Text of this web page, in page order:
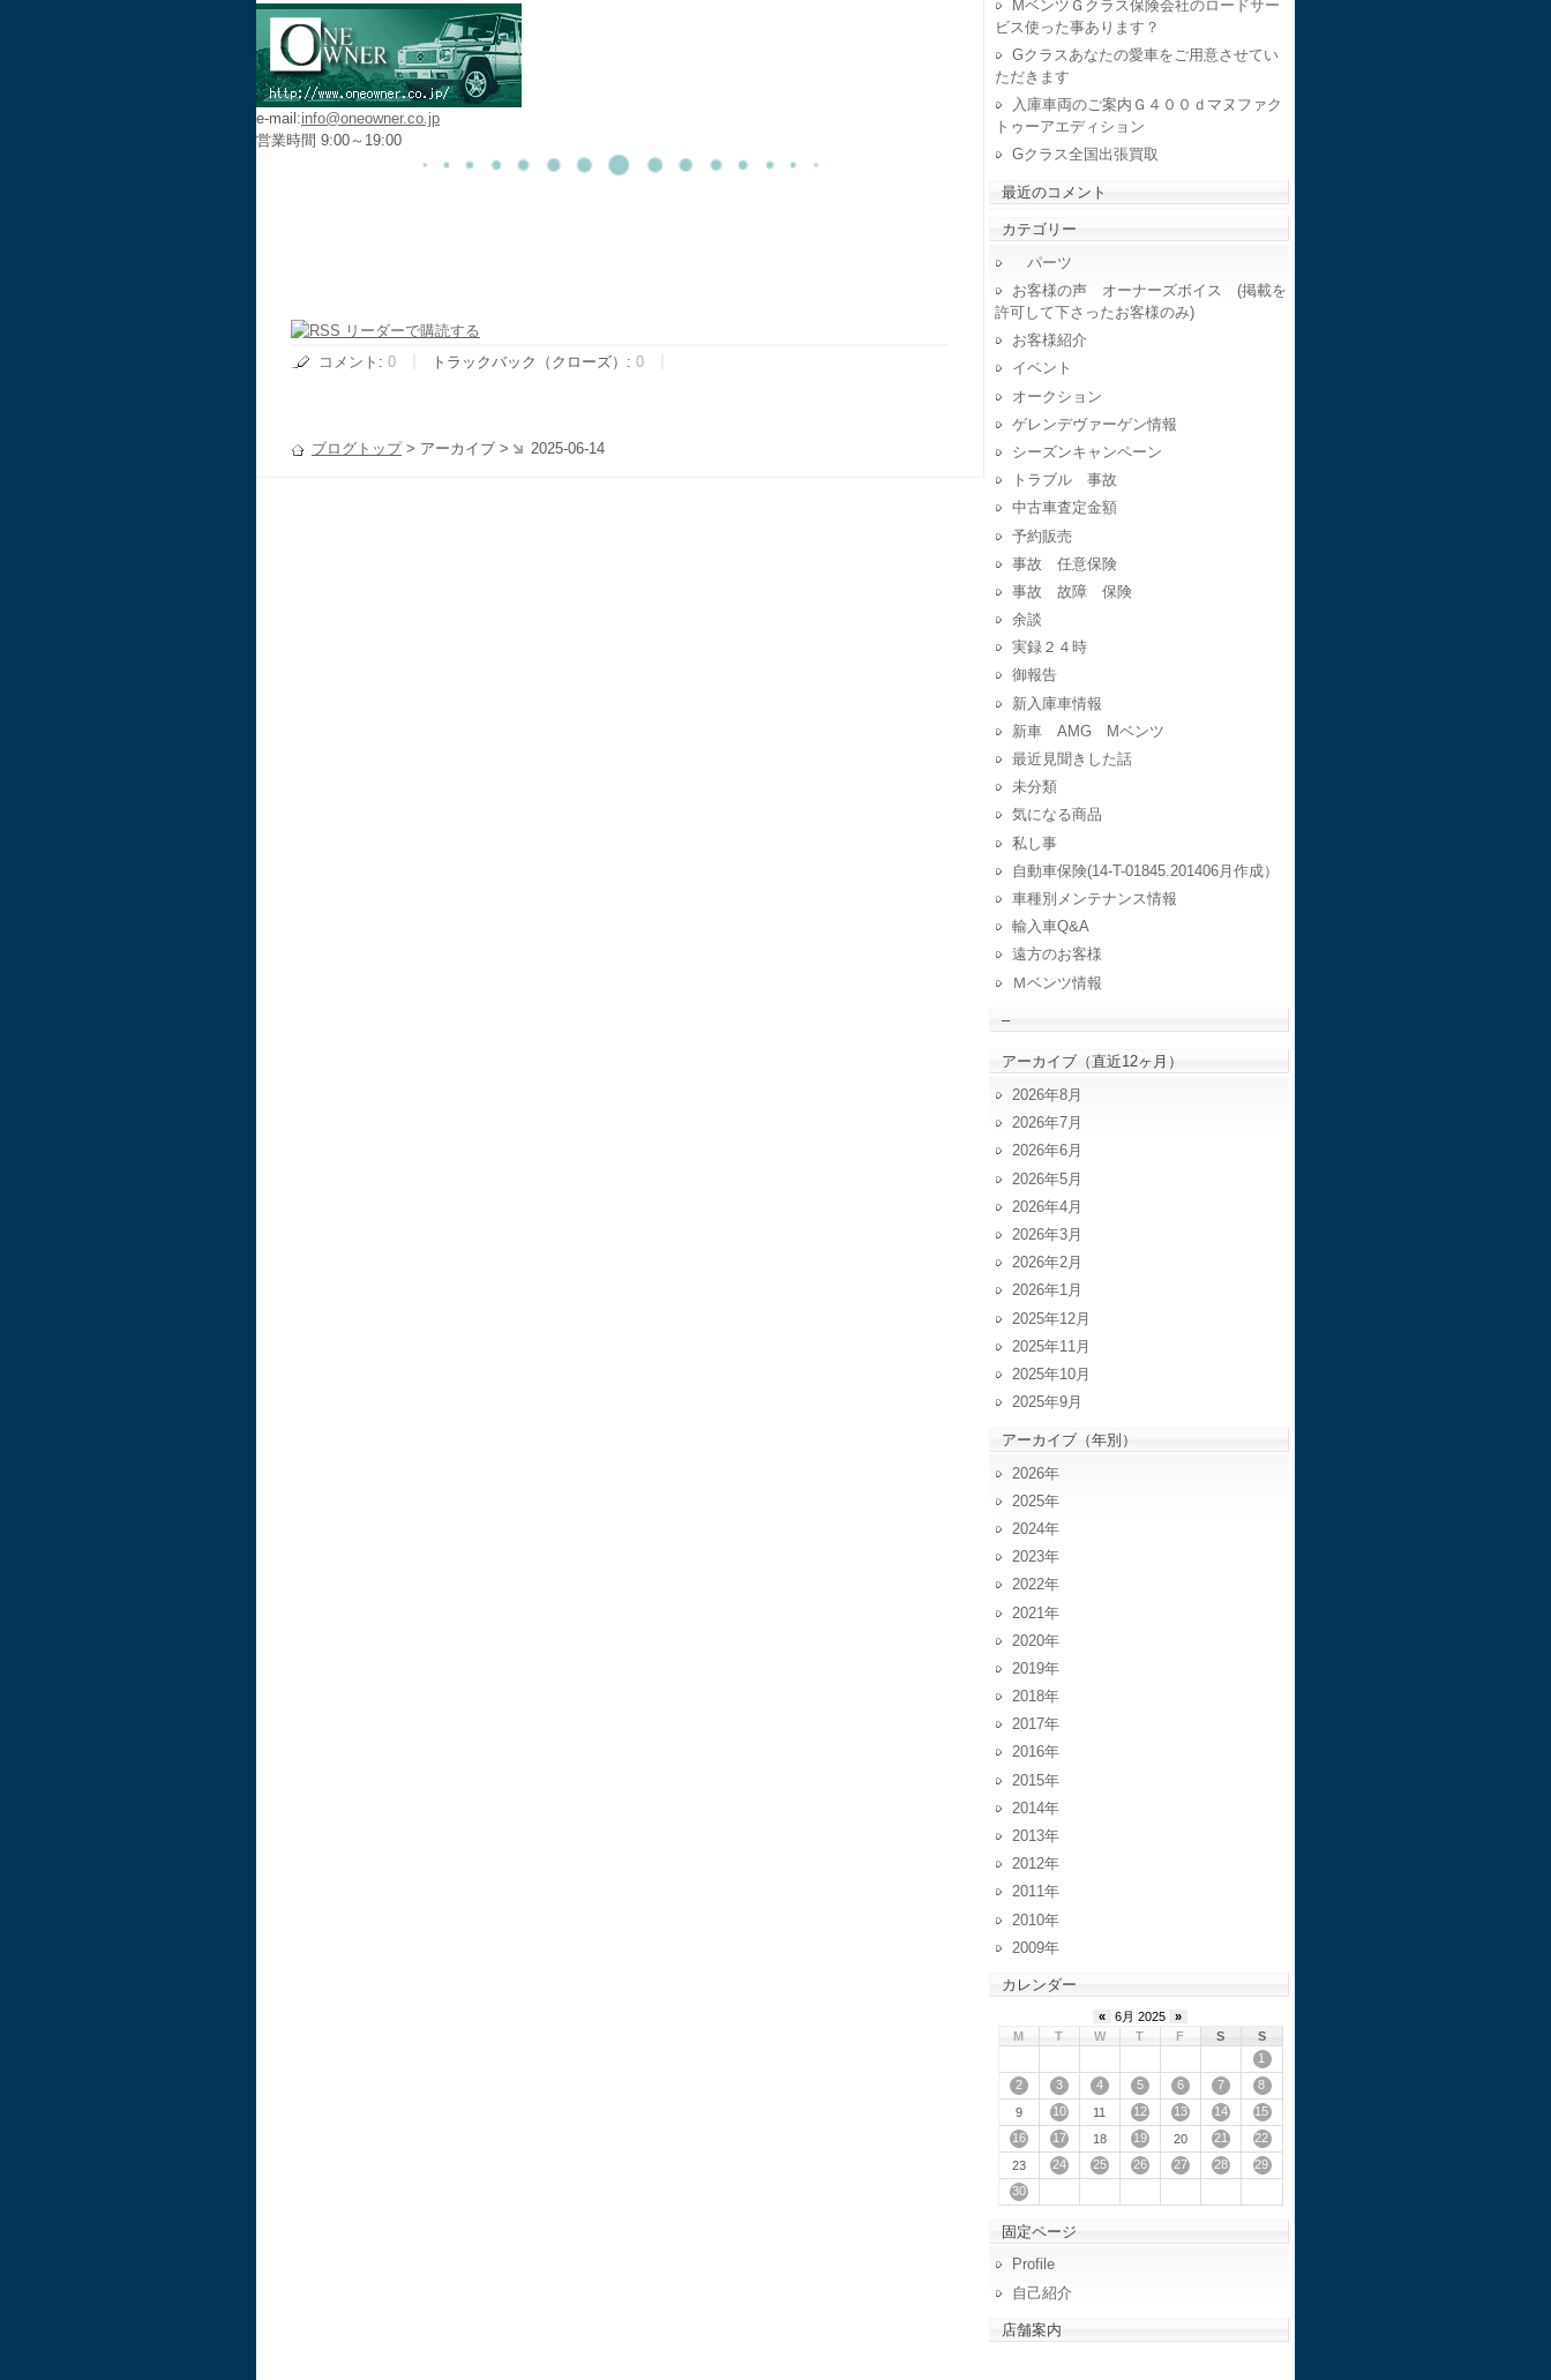
e-mail:info@oneowner.co.jp
営業時間 9:00～19:00
コメント : 0 トラックバック（クローズ）: 0
ブログトップ> アーカイブ > 2025-06-14
MベンツＧクラス保険会社のロードサー
ビス使った事あります？
Gクラスあなたの愛車をご用意させてい
ただきます
入庫車両のご案内Ｇ４００ｄマヌファク
トゥーアエディション
Gクラス全国出張買取
最近のコメント
カテゴリー
パーツ
お客様の声 オーナーズボイス (掲載を
許可して下さったお客様のみ)
お客様紹介
イベント
オークション
ゲレンデヴァーゲン情報
シーズンキャンペーン
トラブル 事故
中古車査定金額
予約販売
事故 任意保険
事故 故障 保険
余談
実録２４時
御報告
新入庫車情報
新車 AMG Mベンツ
最近見聞きした話
未分類
気になる商品
私し事
自動車保険(14-T-01845.201406月作成）
車種別メンテナンス情報
輸入車Q&A
遠方のお客様
Ｍベンツ情報
–
アーカイブ（直近12ヶ月）
2026年8月
2026年7月
2026年6月
2026年5月
2026年4月
2026年3月
2026年2月
2026年1月
2025年12月
2025年11月
2025年10月
2025年9月
アーカイブ（年別）
2026
2025
2024
2023
2022
2021
2020
2019
2018
2017
2016
2015
2014
2013
2012
2011
2010
2009
カレンダー
« 6月 2025
»
M
T W T F S
S
1
2
3 4 5 6 7
8
9
10 11 12 13 14
15
16
17 18 19 20 21
22
23
24 25 26 27 28
29
30
固定ページ
Profile
自己紹介
店舗案内